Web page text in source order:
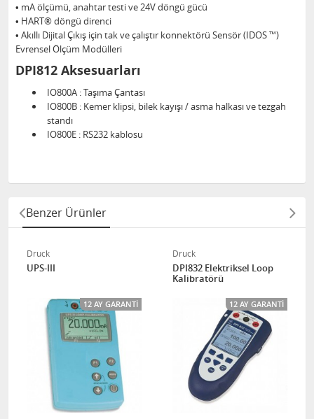
• mA ölçümü, anahtar testi ve 24V döngü gücü
• HART® döngü direnci
• Akıllı Dijital Çıkış için tak ve çalıştır konnektörü Sensör (IDOS ™)
Evrensel Ölçüm Modülleri
DPI812 Aksesuarları
IO800A : Taşıma Çantası
IO800B : Kemer klipsi, bilek kayışı / asma halkası ve tezgah
standı
IO800E : RS232 kablosu
Benzer Ürünler
Druck
UPS-III
12 AY GARANTI
Druck
DPI832 Elektriksel Loop
Kalibratörü
12 AY GARANTI